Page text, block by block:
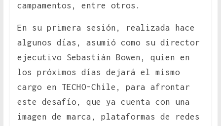
campamentos, entre otros.
En su primera sesión, realizada hace
algunos días, asumió como su director
ejecutivo Sebastián Bowen, quien en
los próximos días dejará el mismo
cargo en TECHO-Chile, para afrontar
este desafío, que ya cuenta con una
imagen de marca, plataformas de redes